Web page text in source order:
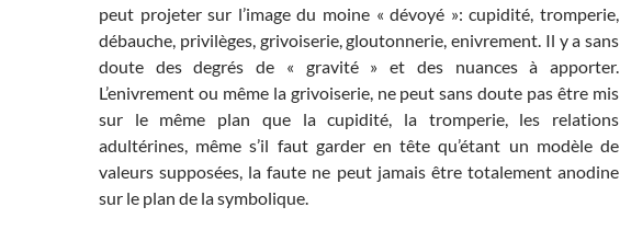
peut projeter sur l’image du moine « dévoyé »: cupidité, tromperie,
débauche, privilèges, grivoiserie, gloutonnerie, enivrement. Il y a sans
doute des degrés de « gravité » et des nuances à apporter.
L’enivrement ou même la grivoiserie, ne peut sans doute pas être mis
sur le même plan que la cupidité, la tromperie, les relations
adultérines, même s’il faut garder en tête qu’étant un modèle de
valeurs supposées, la faute ne peut jamais être totalement anodine
sur le plan de la symbolique.